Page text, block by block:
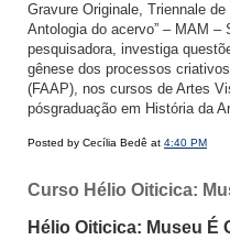
Gravure Originale, Triennale
Antologia do acervo” – MAM –
pesquisadora, investiga
gênese dos processos
(FAAP), nos cursos de Artes
pósgraduação em História da
Posted by Cecília Bedê at 4:40 PM
Curso Hélio Oiticica:
Hélio Oiticica: Museu É